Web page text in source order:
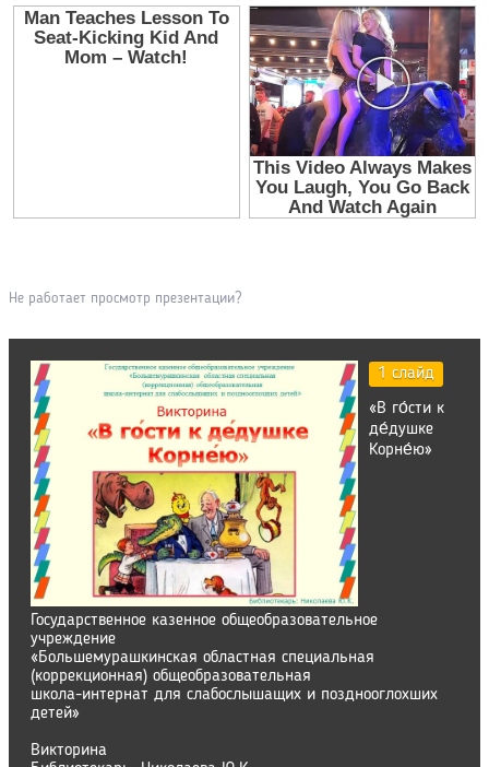
Не работает просмотр презентации?
1 слайд
«В го́сти к
де́душке
Корне́ю»
Государственное казенное общеобразовательное
учреждение
«Большемурашкинская областная специальная
(коррекционная) общеобразовательная
школа-интернат для слабослышащих и позднооглохших
детей»
Викторина